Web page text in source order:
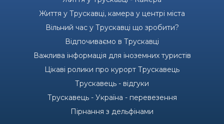
Життя у Трускавці, камера у центрі міста
Вільний час у Трускавці що зробити?
Відпочиваємо в Трускавці
Важлива інформація для іноземних туристів
Цікаві ролики про курорт Трускавець
Трускавець - відгуки
Трускавець - Україна - перевезення
Пірнання з дельфінами